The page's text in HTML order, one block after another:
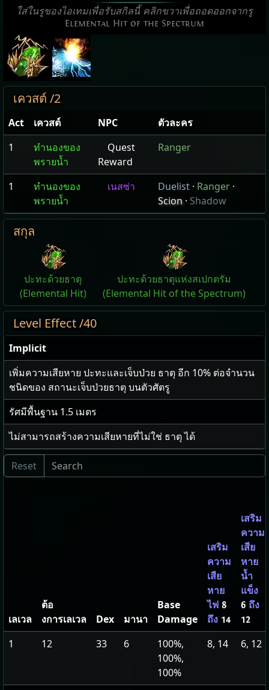
ใส่ในรูของไอเทมเพื่อรับสกิลนี้ คลิกขวาเพื่อถอดออกจากรู
Elemental Hit of the Spectrum
เควสต์ /2
Act เควสต์ NPC
ตัวละคร
1
ทำนองของ
พรายน้ำ
Quest
Reward
Ranger
1
ทำนองของ
พรายน้ำ
เนสซ่า Duelist · Ranger ·
Scion· Shadow
สกุล
ปะทะด้วยธาตุ
(Elemental Hit)
ปะทะด้วยธาตุแห่งสเปกตรัม
(Elemental Hit of the Spectrum)
Level Effect /40
Implicit
เพิ่มความเสียหาย ปะทะและเจ็บป่วย ธาตุ อีก 10% ต่อจำนวน
ชนิดของ สถานะเจ็บป่วยธาตุ บนตัวศัตรู
รัศมีพื้นฐาน 1.5 เมตร
ไม่สามารถสร้างความเสียหายที่ไม่ใช่ ธาตุ ได้
เลเวล
ต้อ
งการเลเวล
Dex มานา
Base
Damage
เสริม
ความ
เสีย
หาย
ไฟ 8
ถึง 14
เสริม
ความ
เสีย
หาย
น้ำ
แข็ง
6 ถึง
12
1 12 33 6
100%,
100%,
100%
8, 14 6, 12